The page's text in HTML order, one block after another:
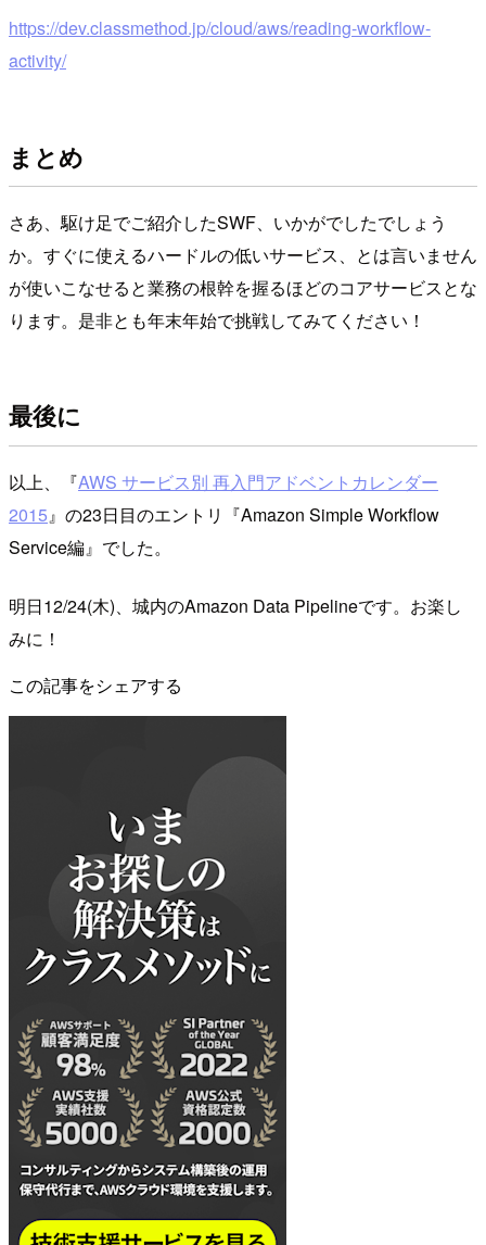
https://dev.classmethod.jp/cloud/aws/reading-workflow-
activity/
まとめ
さあ、駆け足でご紹介したSWF、いかがでしたでしょう
か。すぐに使えるハードルの低いサービス、とは言いません
が使いこなせると業務の根幹を握るほどのコアサービスとな
ります。是非とも年末年始で挑戦してみてください！
最後に
以上、『AWS サービス別 再入門アドベントカレンダー
2015』の23日目のエントリ『Amazon Simple Workflow
Service編』でした。
明日12/24(木)、城内のAmazon Data Pipelineです。お楽し
みに！
この記事をシェアする